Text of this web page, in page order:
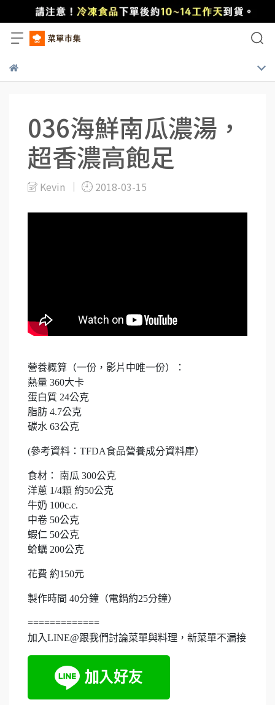
036海鮮南瓜濃湯，
超香濃高飽足
Kevin 2018-03-15
營養概算（一份，影片中唯一份）：
熱量 360大卡
蛋白質 24公克
脂肪 4.7公克
碳水 63公克
(參考資料：TFDA食品營養成分資料庫）
食材： 南瓜 300公克
洋蔥 1/4顆 約50公克
牛奶 100c.c.
中卷 50公克
蝦仁 50公克
蛤蠣 200公克
花費 約150元
製作時間 40分鐘（電鍋約25分鐘）
=============
加入LINE@跟我們討論菜單與料理，新菜單不漏接